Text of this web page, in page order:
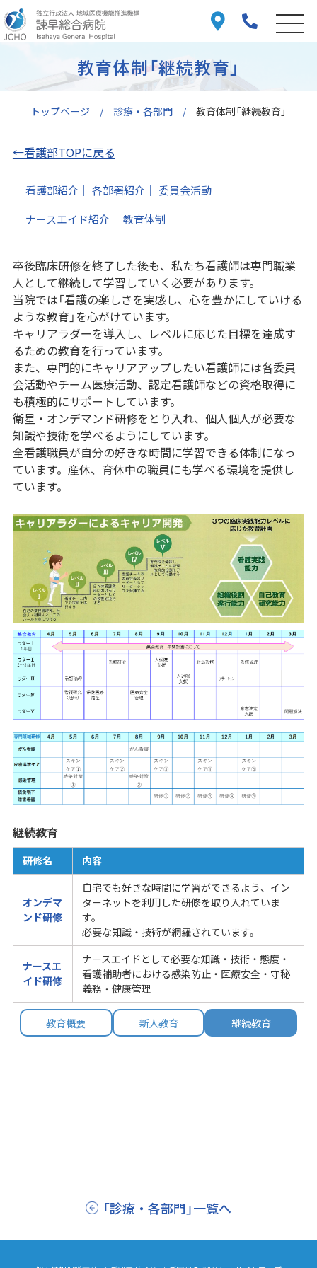
トップページ 診療・各部門 教育体制「継続教育」
教育体制「継続教育」
←看護部TOPに戻る
看護部紹介 各部署紹介
委員会活動
ナースエイド紹介
教育体制
卒後臨床研修を終了した後も、私たち看護師は専門職業
人として継続して学習していく必要があります。
当院では「看護の楽しさを実感し、心を豊かにしていける
ような教育」を心がけています。
キャリアラダーを導入し、レベルに応じた目標を達成す
るための教育を行っています。
また、専門的にキャリアアップしたい看護師には各委員
会活動やチーム医療活動、認定看護師などの資格取得に
も積極的にサポートしています。
衛星・オンデマンド研修をとり入れ、個人個人が必要な
知識や技術を学べるようにしています。
全看護職員が自分の好きな時間に学習できる体制になっ
ています。産休、育休中の職員にも学べる環境を提供し
ています。
継続教育
研修名 内容
オンデマ
ンド研修
自宅でも好きな時間に学習ができるよう、イン
ターネットを利用した研修を取り入れていま
す。
必要な知識・技術が網羅されています。
ナースエ
イド研修
ナースエイドとして必要な知識・技術・態度・
看護補助者における感染防止・医療安全・守秘
義務・健康管理
教育概要 新人教育 継続教育
「診療・各部門」一覧へ